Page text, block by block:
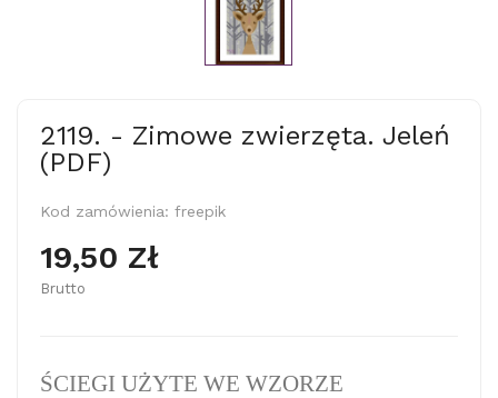
2119. - Zimowe zwierzęta. Jeleń
(PDF)
Kod zamówienia: freepik
19,50 Zł
Brutto
ŚCIEGI UŻYTE WE WZORZE